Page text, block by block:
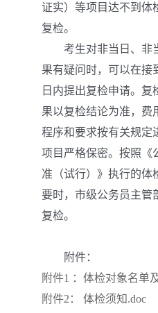
证实）等项目达不到体
复检。
考生对非当日、非
果有疑问时，可以在接
日内提出复检申请。复
果以复检结论为准，费
程序和要求按有关规定
项目严格保密。按照《
准（试行）》执行的体
要时，市级公务员主管
复检。
附件：
附件1 ：体检对象名单
附件2： 体检须知.doc